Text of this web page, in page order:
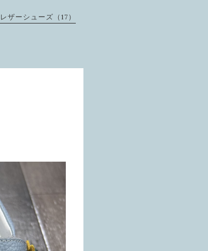
レザーシューズ（17）